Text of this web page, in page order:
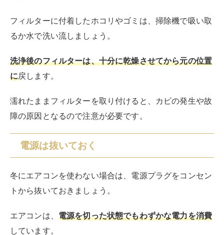
フィルターに付着したホコリやゴミは、掃除機で吸い取
るか水で洗い流しましょう。
洗浄後のフィルターは、十分に乾燥させてから元の位置
に戻します。
濡れたままフィルターを取り付けると、カビの発生や故
障の原因となるので注意が必要です。
電源は抜いておく
冬にエアコンを使わない場合は、電源プラグをコンセン
トから抜いておきましょう。
エアコンは、 電源を切った状態でもわずかな電力を消費
しています。